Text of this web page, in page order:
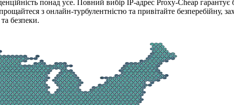
понад усе. Повний вибір IP-адрес Proxy-Cheap гарантує
з онлайн-турбулентністю та привітайте
безпеки.